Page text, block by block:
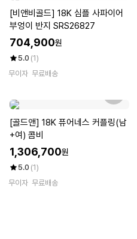
[비앤비골드] 18K 심플 사파이어
부엉이 반지 SRS26827
704,900원
5.0 (1)
무이자 무료배송
[골드앤] 18K 퓨어네스 커플링(남
+여) 콤비
1,306,700원
5.0 (1)
무이자 무료배송